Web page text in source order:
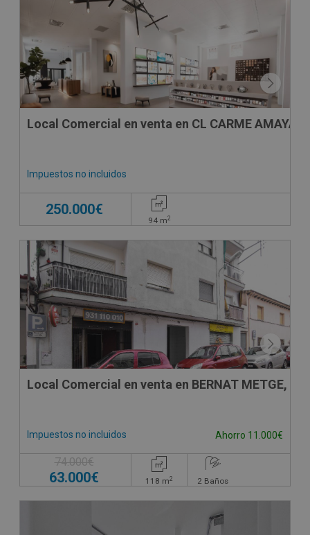
Local Comercial en venta en CL CARME AMAYA, -
Impuestos no incluidos
250.000€
94 m2
Local Comercial en venta en BERNAT METGE, -
Impuestos no incluidos Ahorro 11.000€
74.000€
63.000€ 118 m2 2 Baños